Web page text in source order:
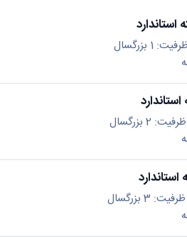
ظرفیت: 1 بزرگسال
ظرفیت: 2 بزرگسال
ظرفیت: 3 بزرگسال